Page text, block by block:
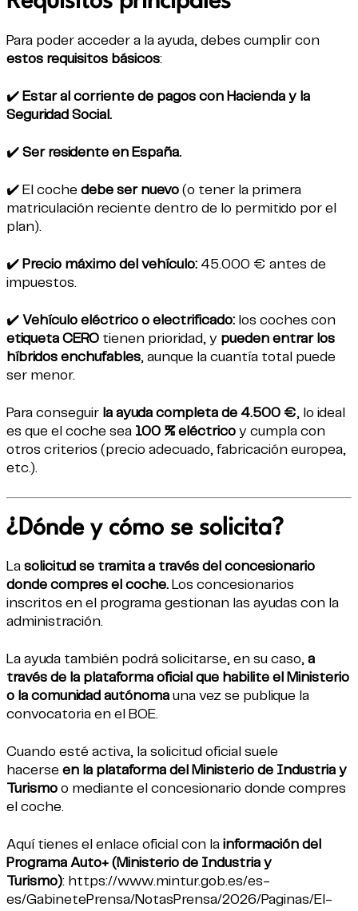
Para poder acceder a la ayuda, debes cumplir con
estos requisitos básicos:
✔️ Estar al corriente de pagos con Hacienda y la
Seguridad Social.
✔️ Ser residente en España.
✔️ El coche debe ser nuevo (o tener la primera
matriculación reciente dentro de lo permitido por el
plan).
✔️ Precio máximo del vehículo: 45.000 € antes de
impuestos.
✔️ Vehículo eléctrico o electrificado: los coches con
etiqueta CERO tienen prioridad, y pueden entrar los
híbridos enchufables, aunque la cuantía total puede
ser menor.
Para conseguir la ayuda completa de 4.500 €, lo ideal
es que el coche sea 100 % eléctrico y cumpla con
otros criterios (precio adecuado, fabricación europea,
etc.).
¿Dónde y cómo se solicita?
La solicitud se tramita a través del concesionario
donde compres el coche. Los concesionarios
inscritos en el programa gestionan las ayudas con la
administración.
La ayuda también podrá solicitarse, en su caso, a
través de la plataforma oficial que habilite el Ministerio
o la comunidad autónoma una vez se publique la
convocatoria en el BOE.
Cuando esté activa, la solicitud oficial suele
hacerse en la plataforma del Ministerio de Industria y
Turismo o mediante el concesionario donde compres
el coche.
Aquí tienes el enlace oficial con la información del
Programa Auto+ (Ministerio de Industria y
Turismo): https://www.mintur.gob.es/es-
es/GabinetePrensa/NotasPrensa/2026/Paginas/El-